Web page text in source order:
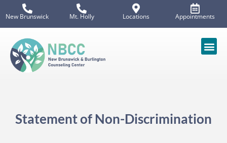
to
content
New Brunswick Mt. Holly Locations Appointments
Statement of Non-Discrimination